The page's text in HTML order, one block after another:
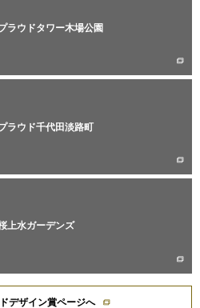
ラウドタワー木場公園
ラウド千代田淡路町
上水ガーデンズ
デザイン賞ページへ